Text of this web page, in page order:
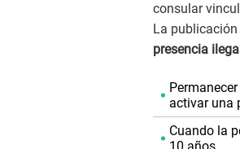
consular
La
presencia ilegal
activar una
Cuando la